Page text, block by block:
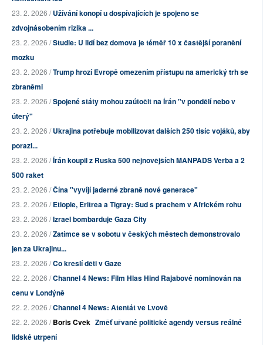
23. 2. 2026 /Užívání konopí u dospívajících je spojeno se
zdvojnásobením rizika ...
23. 2. 2026 /Studie: U lidí bez domova je téměř 10 x častější poranění
mozku
23. 2. 2026 /Trump hrozí Evropě omezením přístupu na americký trh se
zbraněmi
23. 2. 2026 /Spojené státy mohou zaútočit na Írán "v pondělí nebo v
úterý"
23. 2. 2026 /Ukrajina potřebuje mobilizovat dalších 250 tisíc vojáků, aby
porazi...
23. 2. 2026 /Írán koupil z Ruska 500 nejnovějších MANPADS Verba a 2
500 raket
23. 2. 2026 /Čína "vyvíjí jaderné zbraně nové generace"
23. 2. 2026 /Etiopie, Eritrea a Tigray: Sud s prachem v Africkém rohu
23. 2. 2026 /Izrael bombarduje Gaza City
23. 2. 2026 /Zatímce se v sobotu v českých městech demonstrovalo
jen za Ukrajinu...
23. 2. 2026 /Co kreslí děti v Gaze
22. 2. 2026 /Channel 4 News: Film Hlas Hind Rajabové nominován na
cenu v Londýně
22. 2. 2026 /Channel 4 News: Atentát ve Lvově
22. 2. 2026 /Boris Cvek Změť uřvané politické agendy versus reálné
lidské utrpení